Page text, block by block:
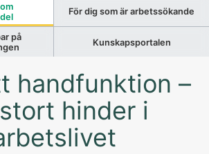
För dig som är arbetssökande
på
Kunskapsportalen
handfunktion –
hinder i